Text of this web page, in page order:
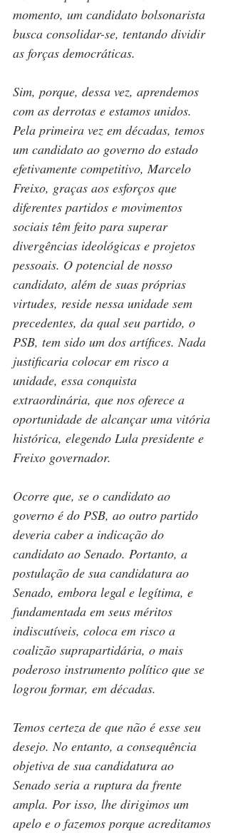
momento, um candidato bolsonarista
busca consolidar-se, tentando dividir
as forças democráticas.
Sim, porque, dessa vez, aprendemos
com as derrotas e estamos unidos.
Pela primeira vez em décadas, temos
um candidato ao governo do estado
efetivamente competitivo, Marcelo
Freixo, graças aos esforços que
diferentes partidos e movimentos
sociais têm feito para superar
divergências ideológicas e projetos
pessoais. O potencial de nosso
candidato, além de suas próprias
virtudes, reside nessa unidade sem
precedentes, da qual seu partido, o
PSB, tem sido um dos artífices. Nada
justificaria colocar em risco a
unidade, essa conquista
extraordinária, que nos oferece a
oportunidade de alcançar uma vitória
histórica, elegendo Lula presidente e
Freixo governador.
Ocorre que, se o candidato ao
governo é do PSB, ao outro partido
deveria caber a indicação do
candidato ao Senado. Portanto, a
postulação de sua candidatura ao
Senado, embora legal e legítima, e
fundamentada em seus méritos
indiscutíveis, coloca em risco a
coalizão suprapartidária, o mais
poderoso instrumento político que se
logrou formar, em décadas.
Temos certeza de que não é esse seu
desejo. No entanto, a consequência
objetiva de sua candidatura ao
Senado seria a ruptura da frente
ampla. Por isso, lhe dirigimos um
apelo e o fazemos porque acreditamos